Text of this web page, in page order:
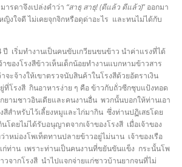
ารดาจึงเปล่งคำว่า “สาธุ สาธุ! (ดีแล้ว ดีแล้ว)” ออกมา
งใจดี ไม่เคยจุกจิกหรือดุด่าอะไร และทนไม่ได้กับ
ปี เริ่มทำงานเป็นคนขับเกวียนขนข้าว นำค่าแรงที่ได้
ของโรงสีข้าวเห็นเด็กน้อยทำงานแบกหามข้าวสาร
จะจ้างให้เขาตรวจนับสินค้าในโรงสีด้วยอัตราเงิน
ที่โรงสี กินอาหารง่าย ๆ คือ ข้าวกับถั่วซีกชุบแป้งทอด
ยามชาวอินเดียและคนงานอื่น พวกนั้นบอกให้ท่านเอา
สีสำหรับไว้เลี้ยงหมูและไก่มากิน ซึ่งท่านปฏิเสธโดย
โดยไม่ได้รับอนุญาตจากเจ้าของโรงสี เมื่อเจ้าของ
หม่องโพเท็ตทานปลายข้าวอยู่ไม่นาน เจ้าของเรือ
ก่ท่าน เพราะท่านเป็นคนงานที่ขยันขันแข็ง กระนั้นโพ
วจากโรงสี นำไปแจกจ่ายแก่ชาวบ้านยากจนที่ไม่